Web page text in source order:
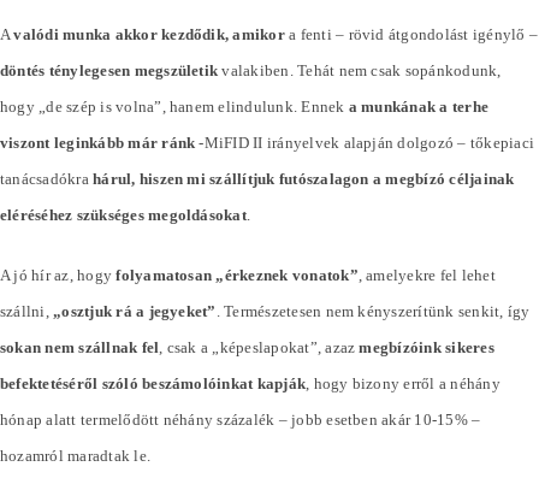
Avalódi munka akkor kezdődik, amikora fenti – rövid átgondolást igénylő –
döntés ténylegesen megszületik valakiben. Tehát nem csak sopánkodunk,
hogy „de szép is volna”, hanem elindulunk. Ennek a munkának a terhe
viszont leginkább már ránk -MiFID II irányelvek alapján dolgozó – tőkepiaci
tanácsadókrahárul, hiszen mi szállítjuk futószalagon a megbízó céljainak
eléréséhez szükséges megoldásokat.
A jó hír az, hogyfolyamatosan „érkeznek vonatok” , amelyekre fel lehet
szállni,„osztjuk rá a jegyeket” . Természetesen nem kényszerítünk senkit, így
sokan nem szállnak fel , csak a „képeslapokat”, azazmegbízóink sikeres
befektetéséről szóló beszámolóinkat kapják , hogy bizony erről a néhány
hónap alatt termelődött néhányszázalék – jobb esetben akár 10-15% –
hozamról maradtak le.